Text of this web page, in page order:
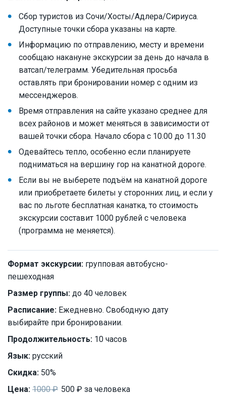
Сбор туристов из Сочи/Хосты/Адлера/Сириуса.
Доступные точки сбора указаны на карте.
Информацию по отправлению, месту и времени
сообщаю накануне экскурсии за день до начала в
ватсап/телеграмм. Убедительная просьба
оставлять при бронировании номер с одним из
мессенджеров.
Время отправления на сайте указано среднее для
всех районов и может меняться в зависимости от
вашей точки сбора. Начало сбора с 10.00 до 11.30
Одевайтесь тепло, особенно если планируете
подниматься на вершину гор на канатной дороге.
Если вы не выберете подъём на канатной дороге
или приобретаете билеты у сторонних лиц, и если у
вас по льготе бесплатная канатка, то стоимость
экскурсии составит 1000 рублей с человека
(программа не меняется).
Формат экскурсии: групповая автобусно-
пешеходная
Размер группы: до 40 человек
Расписание: Ежедневно. Свободную дату
выбирайте при бронировании.
Продолжительность: 10 часов
Язык: русский
Скидка: 50%
Цена: 1000 ₽ 500 ₽ за человека